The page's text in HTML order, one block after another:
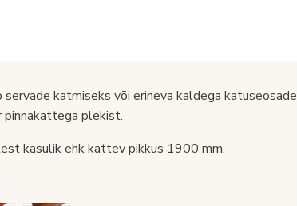
katmiseks või erineva kaldega katuseosade
plekist.
kasulik ehk kattev pikkus 1900 mm.